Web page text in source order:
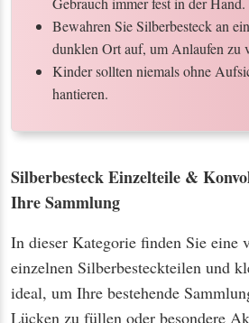
Bewahren Sie Silberbesteck an
dunklen Ort auf, um Anlaufen zu
Kinder sollten niemals ohne
hantieren.
Silberbesteck Einzelteile &
Ihre Sammlung
In dieser Kategorie finden Sie eine
einzelnen Silberbesteckteilen und
ideal, um Ihre bestehende
Lücken zu füllen oder besondere